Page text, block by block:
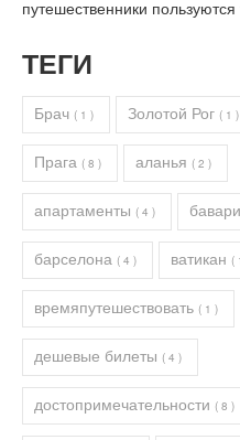
путешественники
ТЕГИ
Брач ( 1 ) Золотой Рог ( 1 )
Прага ( 8 ) аланья ( 2 )
апартаменты ( 4 )
барселона ( 4 ) ватикан (
времяпутешествовать ( 1 )
дешевые билеты ( 4 )
достопримечательности ( 8 )